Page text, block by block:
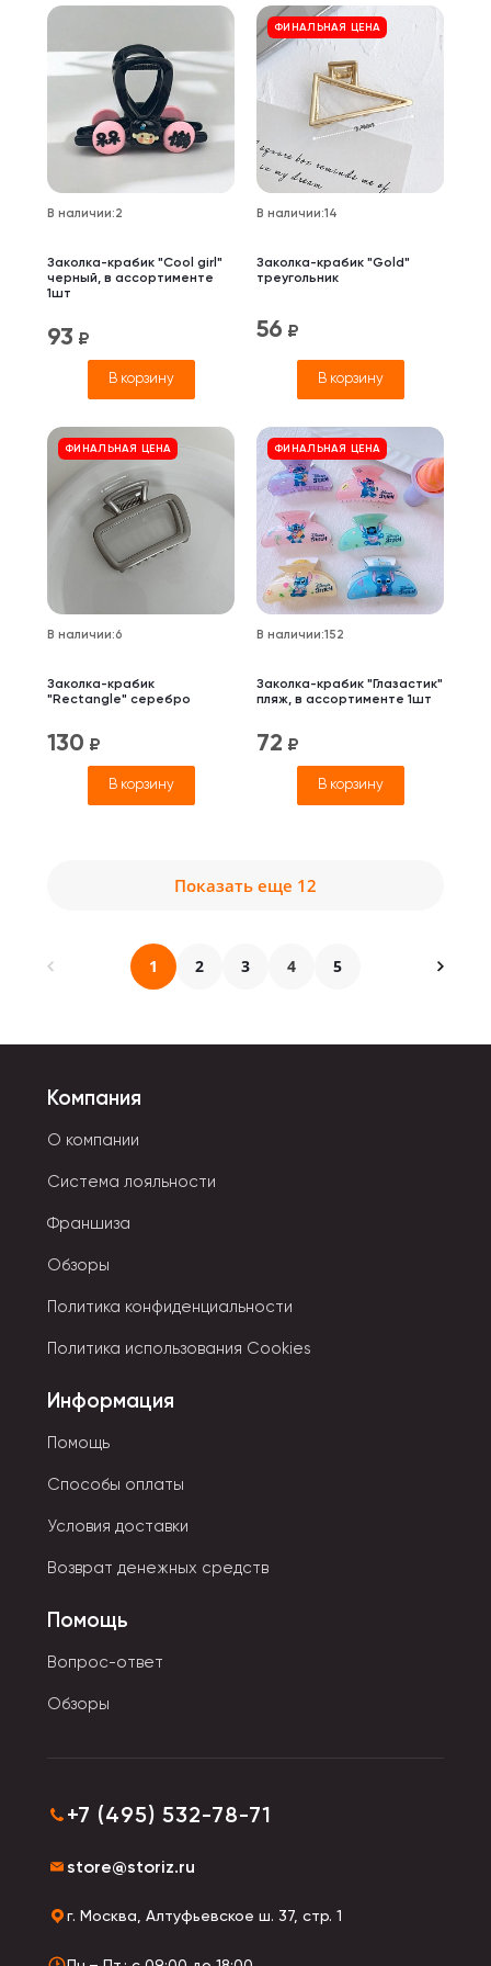
В наличии:2
Заколка-крабик "Cool girl"
черный, в ассортименте
1шт
93 ₽
В корзину
ФИНАЛЬНАЯ ЦЕНА
В наличии:14
Заколка-крабик "Gold"
треугольник
56 ₽
В корзину
ФИНАЛЬНАЯ ЦЕНА
В наличии:6
Заколка-крабик
"Rectangle" серебро
130 ₽
В корзину
ФИНАЛЬНАЯ ЦЕНА
В наличии:152
Заколка-крабик "Глазастик"
пляж, в ассортименте 1шт
72 ₽
В корзину
Показать еще 12
1 2 3 4 5
Компания
О компании
Система лояльности
Франшиза
Обзоры
Политика конфиденциальности
Политика использования Cookies
Информация
Помощь
Способы оплаты
Условия доставки
Возврат денежных средств
Помощь
Вопрос-ответ
Обзоры
+7 (495) 532-78-71
store@storiz.ru
г. Москва, Алтуфьевское ш. 37, стр. 1